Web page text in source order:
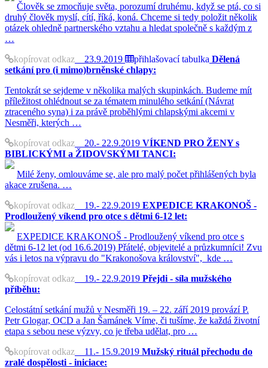
Člověk se zmocňuje světa, porozumí druhému, když se ptá, co si
druhý člověk myslí, cítí, říká, koná. Chceme si tedy položit několik
otázek ohledně partnerského vztahu a hledat společně s každým z
…
kopírovat odkaz 23.9.2019 přihlašovací tabulka Dělená
setkání pro (i mimo)brněnské chlapy:
Tentokrát se sejdeme v několika malých skupinkách. Budeme mít
příležitost ohlédnout se za tématem minulého setkání (Návrat
ztraceného syna) i za právě proběhlými chlapskými akcemi v
Nesměři, kterých …
kopírovat odkaz 20.- 22.9.2019 VÍKEND PRO ŽENY s
BIBLICKÝMI a ŽIDOVSKÝMI TANCI:
Milé ženy, omlouváme se, ale pro malý počet přihlášených byla
akace zrušena. …
kopírovat odkaz 19.- 22.9.2019 EXPEDICE KRAKONOŠ -
Prodloužený víkend pro otce s dětmi 6-12 let:
EXPEDICE KRAKONOŠ - Prodloužený víkend pro otce s
dětmi 6-12 let (od 16.6.2019) Přátelé, objevitelé a průzkumníci! Zvu
vás i letos na výpravu do "Krakonošova království", kde …
kopírovat odkaz 19.- 22.9.2019 Přejdi - síla mužského
příběhu:
Celostátní setkání mužů v Nesměři 19. – 22. září 2019 provází P.
Petr Glogar, OCD a Jan Šamánek Víme, či tušíme, že každá životní
etapa s sebou nese výzvy, co je třeba udělat, pro …
kopírovat odkaz 11.- 15.9.2019 Mužský rituál přechodu do
zralé dospělosti - iniciace: